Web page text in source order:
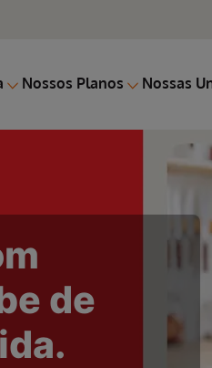
Nossos Planos Nossas